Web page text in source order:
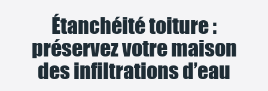
Étanchéité toiture :
préservez votre maison
des infiltrations d’eau